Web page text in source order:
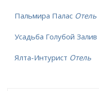
Пальмира Палас Отель
Усадьба Голубой Залив
Ялта-Интурист Отель